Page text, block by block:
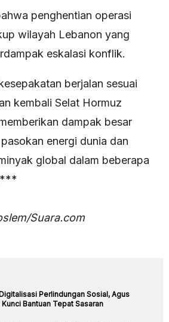
penghentian operasi
wilayah Lebanon yang
eskalasi konflik.
berjalan sesuai
kembali Selat Hormuz
dampak besar
energi dunia dan
global dalam beberapa
Suara.com
Perlindungan Sosial, Agus
Bantuan Tepat Sasaran